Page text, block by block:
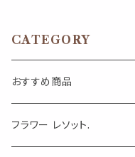
CATEGORY
おすすめ商品
気になる虫対策に
フラワー レソット.